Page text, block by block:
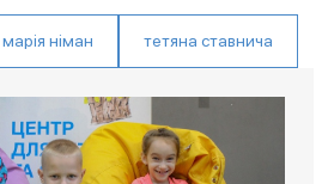
марія німан тетяна ставнича